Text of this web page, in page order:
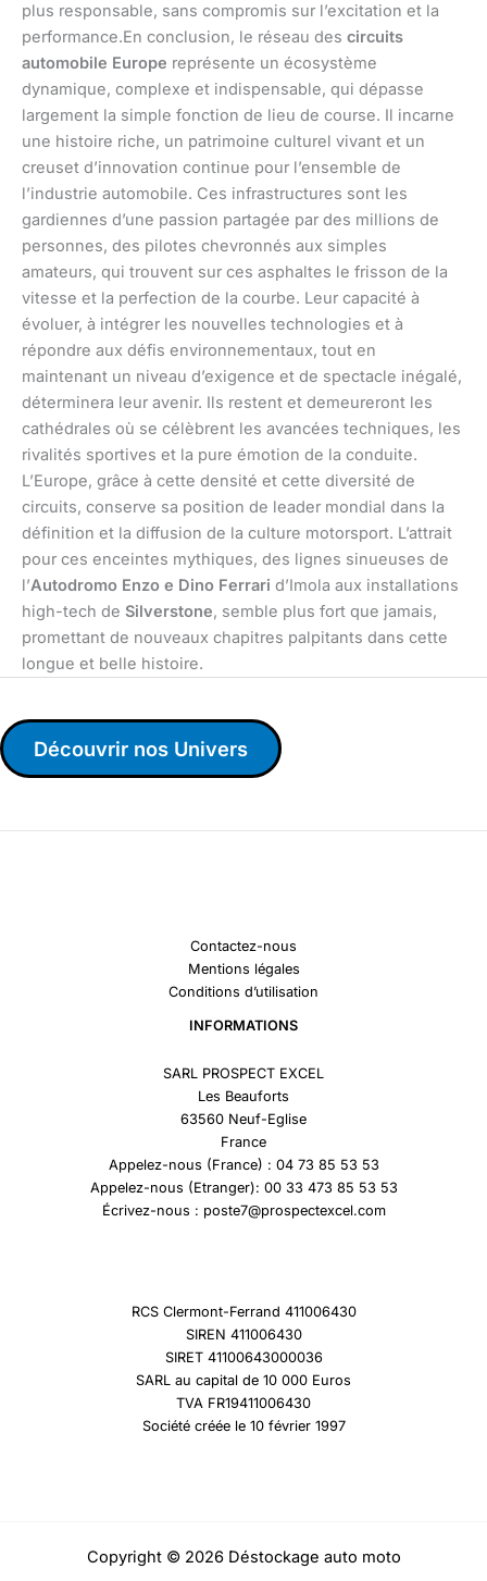
plus responsable, sans compromis sur l’excitation et la
performance.En conclusion, le réseau des circuits
automobile Europe représente un écosystème
dynamique, complexe et indispensable, qui dépasse
largement la simple fonction de lieu de course. Il incarne
une histoire riche, un patrimoine culturel vivant et un
creuset d’innovation continue pour l’ensemble de
l’industrie automobile. Ces infrastructures sont les
gardiennes d’une passion partagée par des millions de
personnes, des pilotes chevronnés aux simples
amateurs, qui trouvent sur ces asphaltes le frisson de la
vitesse et la perfection de la courbe. Leur capacité à
évoluer, à intégrer les nouvelles technologies et à
répondre aux défis environnementaux, tout en
maintenant un niveau d’exigence et de spectacle inégalé,
déterminera leur avenir. Ils restent et demeureront les
cathédrales où se célèbrent les avancées techniques, les
rivalités sportives et la pure émotion de la conduite.
L’Europe, grâce à cette densité et cette diversité de
circuits, conserve sa position de leader mondial dans la
définition et la diffusion de la culture motorsport. L’attrait
pour ces enceintes mythiques, des lignes sinueuses de
l’Autodromo Enzo e Dino Ferrari d’Imola aux installations
high-tech de Silverstone, semble plus fort que jamais,
promettant de nouveaux chapitres palpitants dans cette
longue et belle histoire.
Découvrir nos Univers
Contactez-nous
Mentions légales
Conditions d’utilisation
INFORMATIONS
SARL PROSPECT EXCEL
Les Beauforts
63560 Neuf-Eglise
France
Appelez-nous (France) : 04 73 85 53 53
Appelez-nous (Etranger): 00 33 473 85 53 53
Écrivez-nous : poste7@prospectexcel.com
RCS Clermont-Ferrand 411006430
SIREN 411006430
SIRET 41100643000036
SARL au capital de 10 000 Euros
TVA FR19411006430
Société créée le 10 février 1997
Copyright © 2026 Déstockage auto moto